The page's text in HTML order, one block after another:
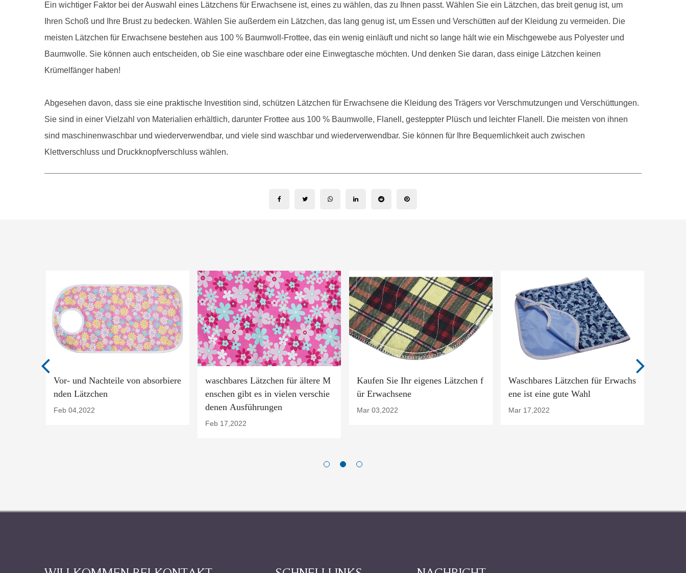
Ein wichtiger Faktor bei der Auswahl eines Lätzchens für Erwachsene ist, eines zu wählen, das zu Ihnen passt. Wählen Sie ein Lätzchen, das breit genug ist, um
Ihren Schoß und Ihre Brust zu bedecken. Wählen Sie außerdem ein Lätzchen, das lang genug ist, um Essen und Verschütten auf der Kleidung zu vermeiden. Die
meisten Lätzchen für Erwachsene bestehen aus 100 % Baumwoll-Frottee, das ein wenig einläuft und nicht so lange hält wie ein Mischgewebe aus Polyester und
Baumwolle. Sie können auch entscheiden, ob Sie eine waschbare oder eine Einwegtasche möchten. Und denken Sie daran, dass einige Lätzchen keinen
Krümelfänger haben!
Abgesehen davon, dass sie eine praktische Investition sind, schützen Lätzchen für Erwachsene die Kleidung des Trägers vor Verschmutzungen und Verschüttungen.
Sie sind in einer Vielzahl von Materialien erhältlich, darunter Frottee aus 100 % Baumwolle, Flanell, gesteppter Plüsch und leichter Flanell. Die meisten von ihnen
sind maschinenwaschbar und wiederverwendbar, und viele sind waschbar und wiederverwendbar. Sie können für Ihre Bequemlichkeit auch zwischen
Klettverschluss und Druckknopfverschluss wählen.
Vor- und Nachteile von absorbiere
nden Lätzchen
Feb 04,2022
waschbares Lätzchen für ältere M
enschen gibt es in vielen verschie
denen Ausführungen
Feb 17,2022
Kaufen Sie Ihr eigenes Lätzchen f
ür Erwachsene
Mar 03,2022
Waschbares Lätzchen für Erwachs
ene ist eine gute Wahl
Mar 17,2022